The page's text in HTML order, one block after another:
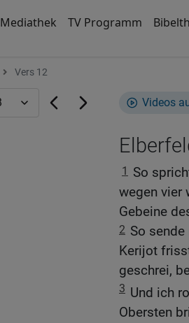
Mediathek TV Programm
Vers 12
Videos
1 So
wegen vier
Gebeine
2 So
Kerijot
geschrei,
3 Und ich
Obersten